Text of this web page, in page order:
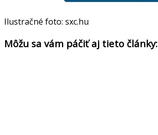
Ilustračné foto: sxc.hu
Môžu sa vám páčiť aj tieto články: